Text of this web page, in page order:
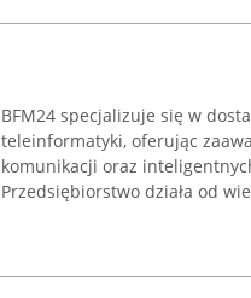
BFM24 specjalizuje się w
teleinformatyki, oferując
komunikacji oraz
Przedsiębiorstwo działa od